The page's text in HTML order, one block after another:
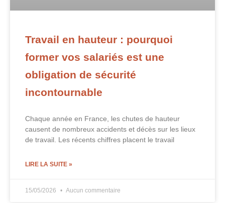
Travail en hauteur : pourquoi
former vos salariés est une
obligation de sécurité
incontournable
Chaque année en France, les chutes de hauteur
causent de nombreux accidents et décès sur les lieux
de travail. Les récents chiffres placent le travail
LIRE LA SUITE »
15/05/2026 Aucun commentaire